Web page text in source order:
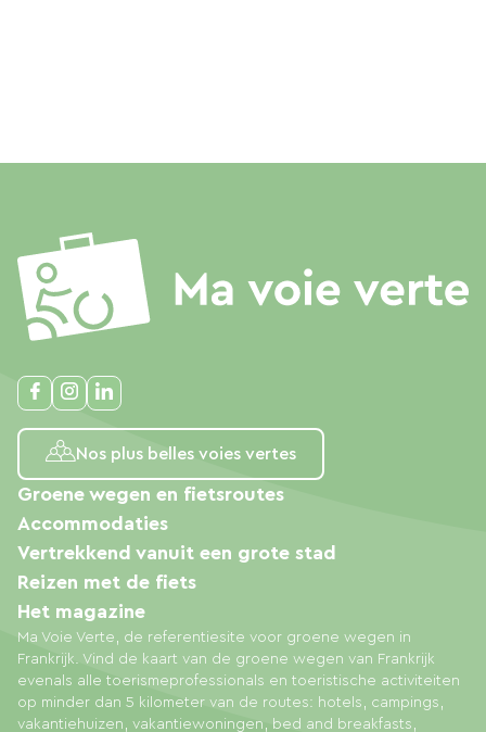
Nos plus belles voies vertes
Ma Voie Verte, de referentiesite voor groene wegen in
Frankrijk. Vind de kaart van de groene wegen van Frankrijk
evenals alle toerismeprofessionals en toeristische activiteiten
op minder dan 5 kilometer van de routes: hotels, campings,
vakantiehuizen, vakantiewoningen, bed and breakfasts,
Groene wegen en fietsroutes
Accommodaties
Vertrekkend vanuit een grote stad
Reizen met de fiets
Het magazine